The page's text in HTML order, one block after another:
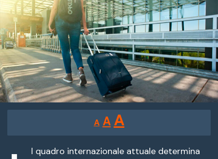
A
Reducir
tamaño
de
fuente.
A Restablecer
tamaño
de
AAumentar
tamaño
l quadro internazionale attuale determina